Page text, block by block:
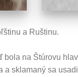
a Ruštinu.
bola na Štúrovu
a sklamaný sa